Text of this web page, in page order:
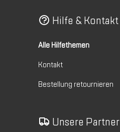
Hilfe & Kontakt
Alle Hilfethemen
Kontakt
Bestellung retournieren
Unsere Partner